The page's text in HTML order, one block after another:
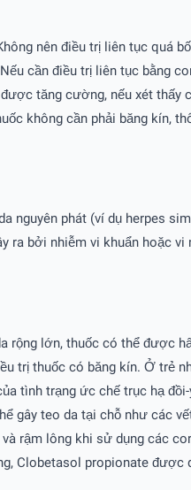
nên điều trị liên tục quá
cần điều trị liên tục bằng
tăng cường, nếu xét thấy
không cần phải băng kín,
nguyên phát (ví dụ herpes
ra bởi nhiễm vi khuẩn hoặc
lớn, thuốc có thể được
trị thuốc có băng kín. Ở trẻ
tình trạng ức chế trục hạ
gây teo da tại chỗ như các
rậm lông khi sử dụng các
Clobetasol propionate được